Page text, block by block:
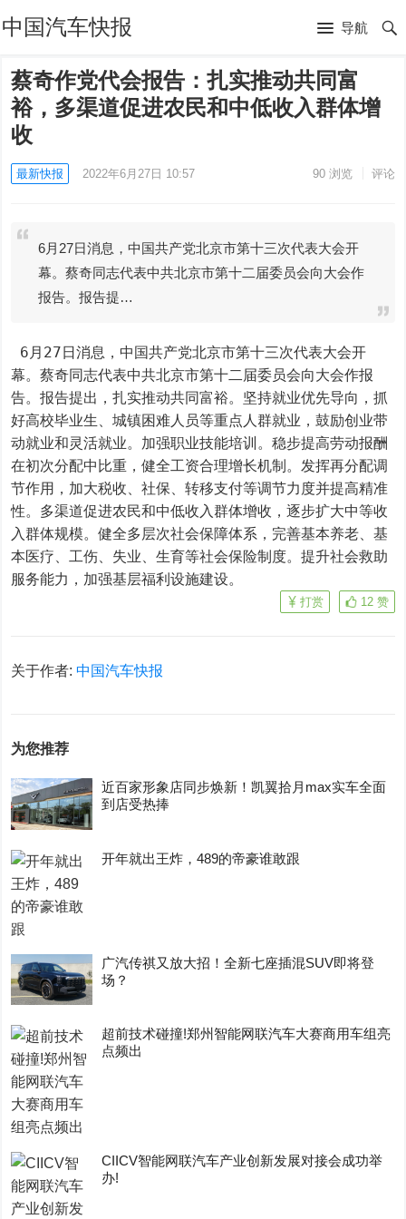
中国汽车快报 导航
蔡奇作党代会报告：扎实推动共同富
裕，多渠道促进农民和中低收入群体增
收
最新快报 2022年6月27日 10:57 90浏览 评论
6月27日消息，中国共产党北京市第十三次代表大会开
幕。蔡奇同志代表中共北京市第十二届委员会向大会作
报告。报告提…
幕。蔡奇同志代表中共北京市第十二届委员会向大会作报
告。报告提出，扎实推动共同富裕。坚持就业优先导向，抓
好高校毕业生、城镇困难人员等重点人群就业，鼓励创业带
动就业和灵活就业。加强职业技能培训。稳步提高劳动报酬
在初次分配中比重，健全工资合理增长机制。发挥再分配调
节作用，加大税收、社保、转移支付等调节力度并提高精准
性。多渠道促进农民和中低收入群体增收，逐步扩大中等收
入群体规模。健全多层次社会保障体系，完善基本养老、基
本医疗、工伤、失业、生育等社会保险制度。提升社会救助
服务能力，加强基层福利设施建设。
12 赞
打赏
关于作者:中国汽车快报
为您推荐
近百家形象店同步焕新！凯翼拾月max实车全面
到店受热捧
开年就出王炸，489的帝豪谁敢跟
广汽传祺又放大招！全新七座插混SUV即将登
场？
超前技术碰撞!郑州智能网联汽车大赛商用车组亮
点频出
CIICV智能网联汽车产业创新发展对接会成功举
办!